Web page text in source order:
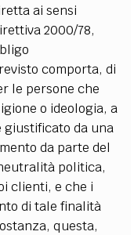
ai sensi
2000/78,
comporta, di
le persone che
o ideologia, a
giustificato da una
da parte del
politica,
clienti, e che i
di tale finalità
questa,